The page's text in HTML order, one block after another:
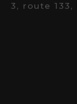
3, route 133,